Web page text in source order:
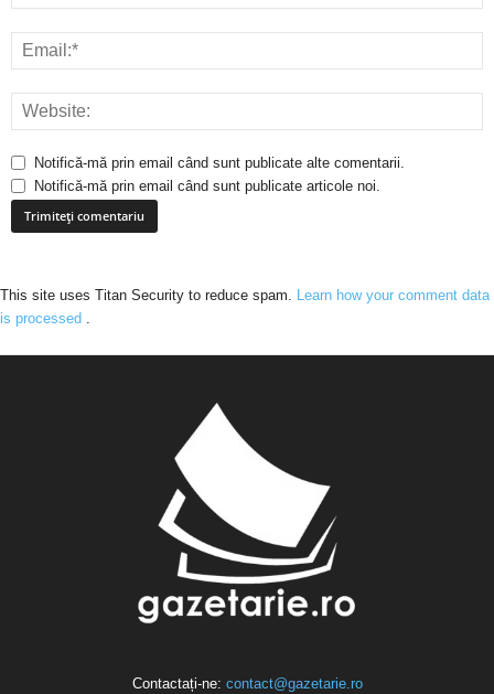
Notifică-mă prin email când sunt publicate alte comentarii.
Notifică-mă prin email când sunt publicate articole noi.
This site uses Titan Security to reduce spam. Learn how your comment data
is processed
Contactați-ne: contact@gazetarie.ro